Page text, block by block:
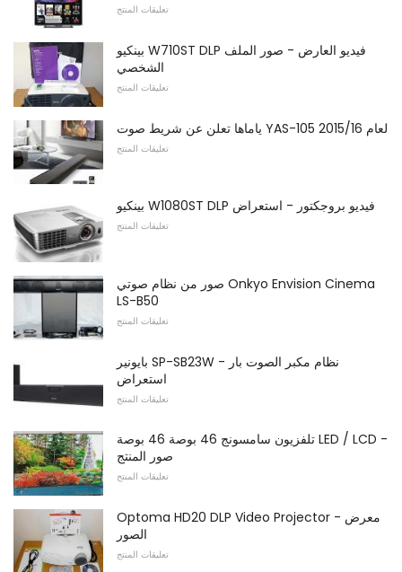
تعليقات المنتج
بينكيو W710ST DLP فيديو العارض - صور الملف
الشخصي
تعليقات المنتج
ياماها تعلن عن شريط صوت YAS-105 لعام 2015/16
تعليقات المنتج
بينكيو W1080ST DLP فيديو بروجكتور - استعراض
تعليقات المنتج
صور من نظام صوتي Onkyo Envision Cinema
LS-B50
تعليقات المنتج
بايونير SP-SB23W نظام مكبر الصوت بار -
استعراض
تعليقات المنتج
تلفزيون سامسونج 46 بوصة 46 بوصة LED / LCD -
صور المنتج
تعليقات المنتج
Optoma HD20 DLP Video Projector - معرض
الصور
تعليقات المنتج